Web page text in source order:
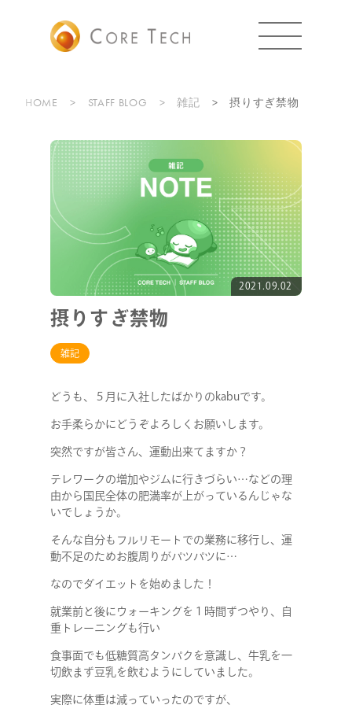
HOME STAFF BLOG 雑記 摂りすぎ禁物
2021.09.02
摂りすぎ禁物
雑記
どうも、５月に入社したばかりのkabuです。
お手柔らかにどうぞよろしくお願いします。
突然ですが皆さん、運動出来てますか？
テレワークの増加やジムに行きづらい…などの理
由から国民全体の肥満率が上がっているんじゃな
いでしょうか。
そんな自分もフルリモートでの業務に移行し、運
動不足のためお腹周りがパツパツに…
なのでダイエットを始めました！
就業前と後にウォーキングを１時間ずつやり、自
重トレーニングも行い
食事面でも低糖質高タンパクを意識し、牛乳を一
切飲まず豆乳を飲むようにしていました。
実際に体重は減っていったのですが、